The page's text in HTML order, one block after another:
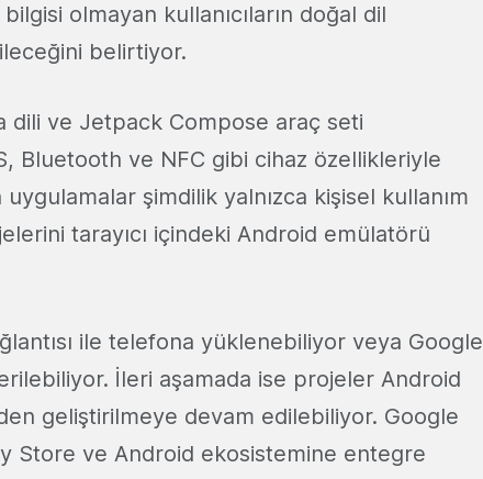
olmayan kullanıcıların doğal dil
belirtiyor.
dili ve Jetpack Compose araç seti
Bluetooth ve NFC gibi cihaz özellikleriyle
şimdilik yalnızca kişisel kullanım
tarayıcı içindeki Android emülatörü
ile telefona yüklenebiliyor veya Google
İleri aşamada ise projeler Android
geliştirilmeye devam edilebiliyor. Google
Store ve Android ekosistemine entegre